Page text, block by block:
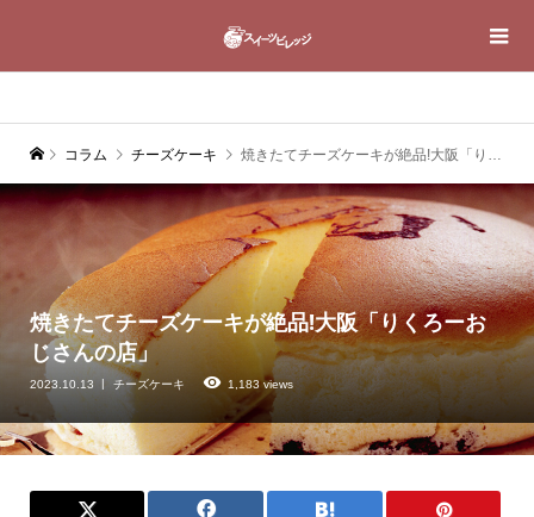
コラム チーズケーキ 焼きたてチーズケーキが絶品!大阪「りくろーおじさんの店」
焼きたてチーズケーキが絶品!大阪「りくろーお
じさんの店」
2023.10.13 チーズケーキ 1,183 views